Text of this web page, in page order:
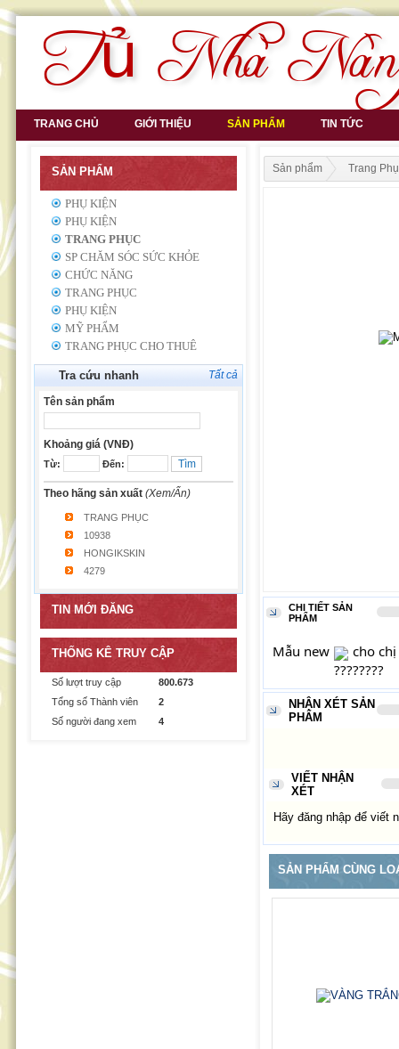
TRANG CHỦ GIỚI THIỆU SẢN PHẨM TIN TỨC
SẢN PHẨM
PHỤ KIỆN
PHỤ KIỆN
TRANG PHỤC
SP CHĂM SÓC SỨC KHỎE
CHỨC NĂNG
TRANG PHỤC
PHỤ KIỆN
MỸ PHẨM
TRANG PHỤC CHO THUÊ
Tra cứu nhanh Tất cả
Tên sản phẩm
Khoảng giá (VNĐ)
Từ: Đến:
Theo hãng sản xuất (Xem/Ẩn)
TRANG PHỤC
10938
HONGIKSKIN
4279
TIN MỚI ĐĂNG
THỐNG KÊ TRUY CẬP
Số lượt truy cập
800.673
Tổng số Thành viên
2
Số người đang xem
4
Sản phẩm Trang
CHI TIẾT SẢN
PHẨM
Mẫu new cho
NHẬN XÉT SẢN
PHẨM
VIẾT NHẬN
XÉT
Hãy đăng nhập để viết
SẢN PHẨM CÙNG